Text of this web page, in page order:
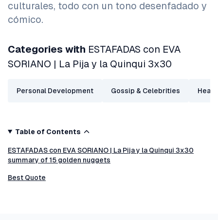
culturales, todo con un tono desenfadado y
cómico.
Categories with ESTAFADAS con EVA
SORIANO | La Pija y la Quinqui 3x30
Personal Development Gossip & Celebrities
Table of Contents
ESTAFADAS con EVA SORIANO | La Pija y la Quinqui 3x30
summary of 15 golden nuggets
Best Quote